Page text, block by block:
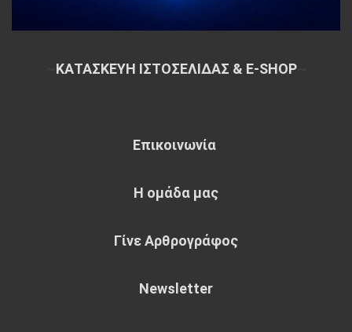
ΚΑΤΑΣΚΕΥΗ ΙΣΤΟΣΕΛΙΔΑΣ & E-SHOP~
Επικοινωνία
Η ομάδα μας
Γίνε Αρθρογράφος
Newsletter